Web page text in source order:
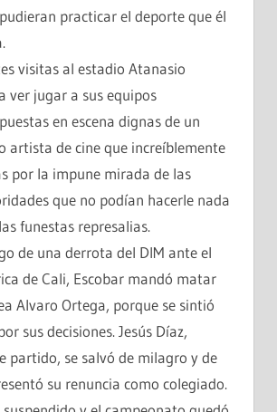
practicar el deporte que él
visitas al estadio Atanasio
ver jugar a sus equipos
en escena dignas de un
artista de cine que increíblemente
por la impune mirada de las
que no podían hacerle nada
funestas represalias.
de una derrota del DIM ante el
de Cali, Escobar mandó matar
Alvaro Ortega, porque se sintió
sus decisiones. Jesús Díaz,
partido, se salvó de milagro y de
su renuncia como colegiado.